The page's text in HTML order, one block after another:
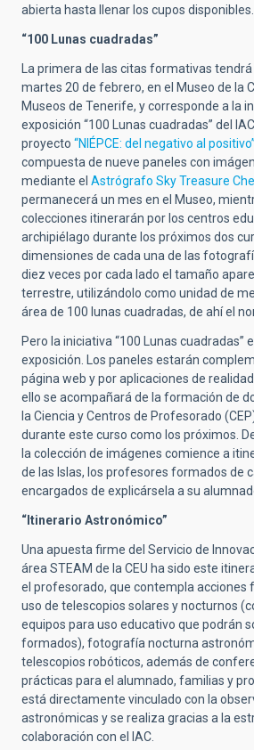
abierta hasta llenar los cupos disponibles.
“100 Lunas cuadradas”
La primera de las citas formativas
martes 20 de febrero, en el Museo de la
Museos de Tenerife, y corresponde a la
exposición “100 Lunas cuadradas” del
proyecto “NIÉPCE: del negativo al positivo”
compuesta de nueve paneles con
mediante el Astrógrafo Sky Treasure
permanecerá un mes en el Museo,
colecciones itinerarán por los centros
archipiélago durante los próximos dos
dimensiones de cada una de las
diez veces por cada lado el tamaño
terrestre, utilizándolo como unidad de
área de 100 lunas cuadradas, de ahí el
Pero la iniciativa “100 Lunas cuadradas”
exposición. Los paneles estarán
página web y por aplicaciones de
ello se acompañará de la formación de
la Ciencia y Centros de Profesorado
durante este curso como los próximos.
la colección de imágenes comience a
de las Islas, los profesores formados de
encargados de explicársela a su
“Itinerario Astronómico”
Una apuesta firme del Servicio de
área STEAM de la CEU ha sido este
el profesorado, que contempla acciones
uso de telescopios solares y nocturnos
equipos para uso educativo que podrán
formados), fotografía nocturna
telescopios robóticos, además de
prácticas para el alumnado, familias y
está directamente vinculado con la
astronómicas y se realiza gracias a la
colaboración con el IAC.